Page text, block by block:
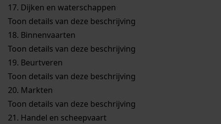
17. Dijken en waterschappen
Toon details van deze beschrijving
18. Binnenvaarten
Toon details van deze beschrijving
19. Beurtveren
Toon details van deze beschrijving
20. Markten
Toon details van deze beschrijving
21. Handel en scheepvaart